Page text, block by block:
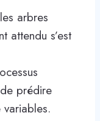
arbres
attendu s’est
prédire
variables.